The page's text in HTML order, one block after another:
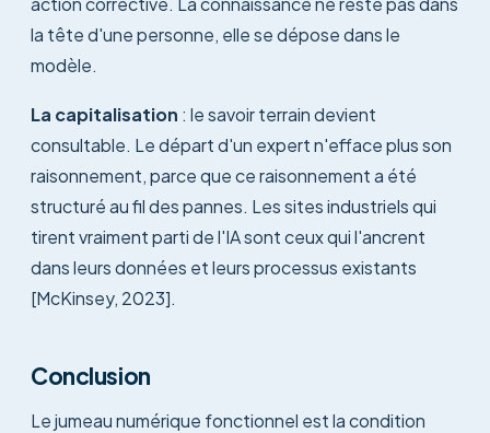
la tête d'une personne, elle se dépose dans le
modèle.
La capitalisation : le savoir terrain devient
consultable. Le départ d'un expert n'efface plus son
raisonnement, parce que ce raisonnement a été
structuré au fil des pannes. Les sites industriels qui
tirent vraiment parti de l'IA sont ceux qui l'ancrent
dans leurs données et leurs processus existants
[McKinsey, 2023].
Conclusion
Le jumeau numérique fonctionnel est la condition